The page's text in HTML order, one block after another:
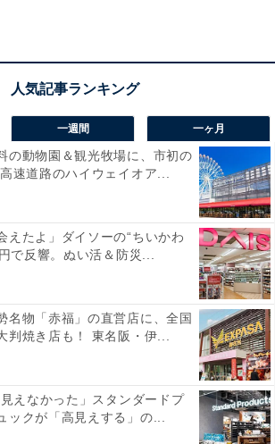
は有料17台）
東大震災の復興事業で誕生し
一週間 一ヶ月
の動物園＆観光牧場に、市初の
速道路のハイウェイオア...
えたよ」ダイソーの“ちいかわ
で反響。ぬい活＆防災...
名物「赤福」の直営店に、全国
判焼き店も！ 東名阪・伊...
見えなかった」スタンダードプ
ックが「高見えする」の...